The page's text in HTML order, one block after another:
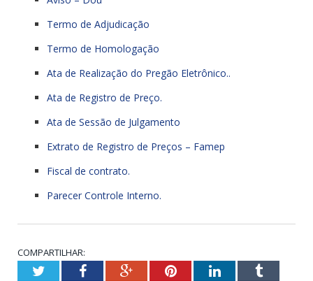
Termo de Adjudicação
Termo de Homologação
Ata de Realização do Pregão Eletrônico..
Ata de Registro de Preço.
Ata de Sessão de Julgamento
Extrato de Registro de Preços – Famep
Fiscal de contrato.
Parecer Controle Interno.
COMPARTILHAR:
TwitterFacebookGoogle+PinterestLinkedInTumblr